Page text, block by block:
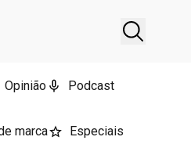
Opinião Podcast
marca Especiais